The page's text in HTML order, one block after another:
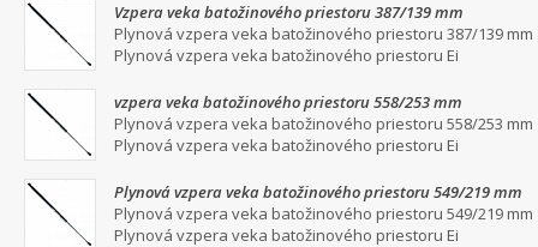
Vzpera veka batožinového priestoru 387/139 mm
Plynová vzpera veka batožinového priestoru 387/139 mm
Plynová vzpera veka batožinového priestoru Ei
vzpera veka batožinového priestoru 558/253 mm
Plynová vzpera veka batožinového priestoru 558/253 mm
Plynová vzpera veka batožinového priestoru Ei
Plynová vzpera veka batožinového priestoru 549/219 mm
Plynová vzpera veka batožinového priestoru 549/219 mm
Plynová vzpera veka batožinového priestoru Ei